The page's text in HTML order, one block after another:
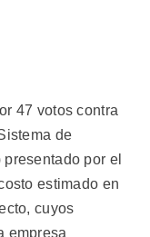
47 votos contra
de
por el
estimado en
cuyos
empresa